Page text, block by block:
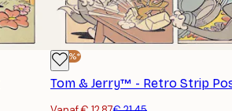
-40%*
Tom & Jerry™ - Retro Strip